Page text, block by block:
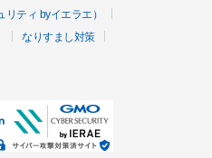
ティ byイエラエ）
なりすまし対策